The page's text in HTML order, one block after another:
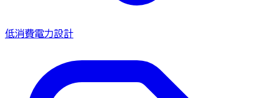
低消費電力設計